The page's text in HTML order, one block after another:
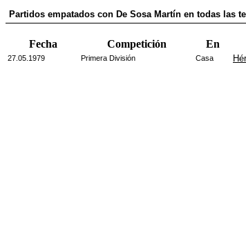
Partidos empatados con De Sosa Martín en todas las
Fecha Competición En
27.05.1979 Primera División Casa